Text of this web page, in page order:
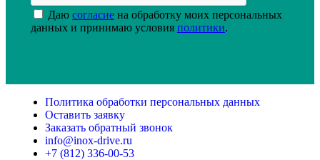
Даю согласие на обработку моих персональных
данных и принимаю условия политики.
Политика обработки персональных данных
Оставить заявку
Заказать обратный звонок
info@inox-drive.ru
+7 (812) 336-00-53